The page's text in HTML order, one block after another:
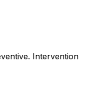
Intervention